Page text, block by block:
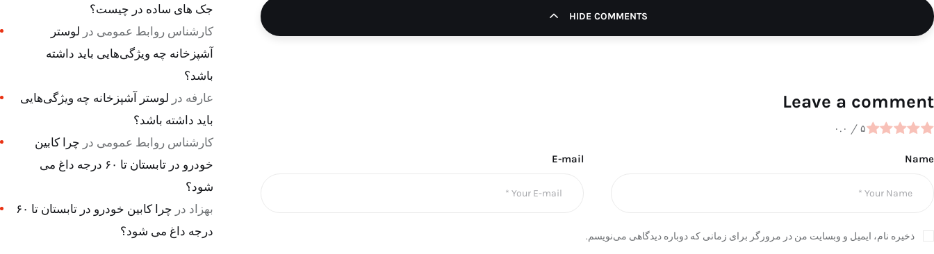
HIDE COMMENTS
Leave a comment
۰.۰ / ۵
Name
E-mail
ذخیره نام، ایمیل و وبسایت من در مرورگر برای زمانی که دوباره دیدگاهی می‌نویسم.
جک های ساده در چیست؟
کارشناس روابط عمومی در لوستر
آشپزخانه چه ویژگی‌هایی باید داشته
باشد؟
عارفه در لوستر آشپزخانه چه ویژگی‌هایی
باید داشته باشد؟
کارشناس روابط عمومی در چرا کابین
خودرو در تابستان تا ۶۰ درجه داغ می
شود؟
بهزاد در
چرا کابین خودرو در تابستان تا ۶۰
درجه داغ می شود؟